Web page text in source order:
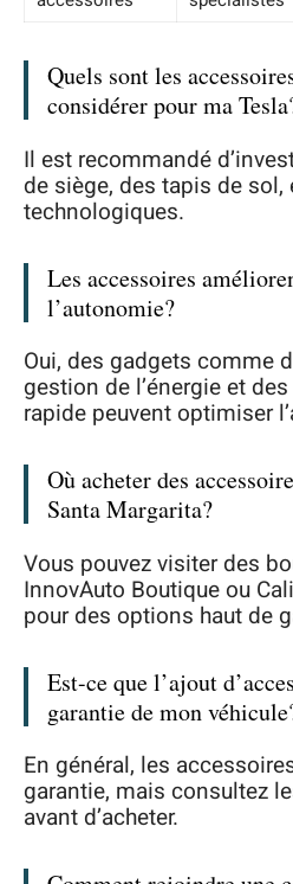
Quels sont les
considérer pour ma
Il est recommandé
de siège, des tapis de
technologiques.
Les accessoires
l’autonomie?
Oui, des gadgets comme
gestion de l’énergie et
rapide peuvent optimiser
Où acheter des
Santa Margarita?
Vous pouvez visiter des
InnovAuto Boutique ou
pour des options haut de
Est-ce que l’ajout
garantie de mon
En général, les
garantie, mais consultez
avant d’acheter.